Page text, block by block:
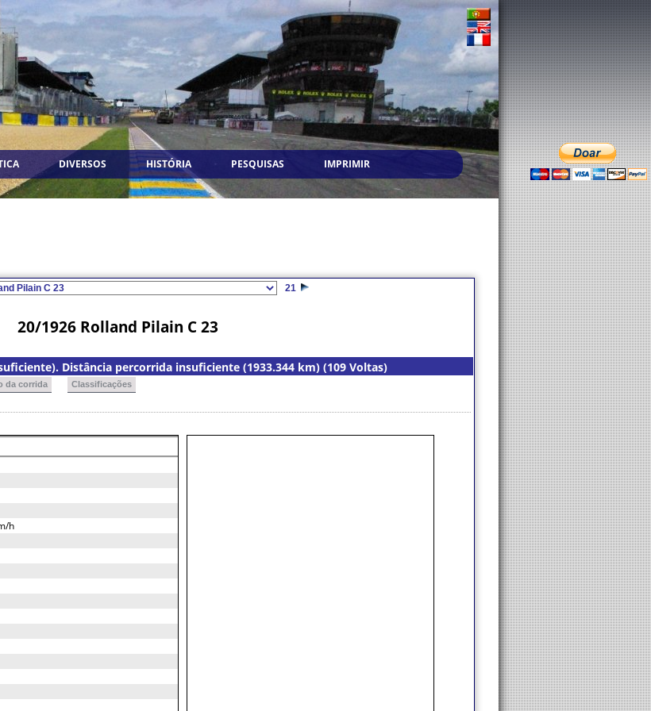
DIVERSOS HISTÓRIA PESQUISAS IMPRIMIR
21
20/1926 Rolland Pilain C 23
Distância percorrida insuficiente (1933.344 km) (109 Voltas)
da corrida Classificações
h